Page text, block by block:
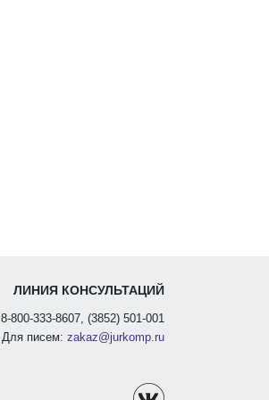
ЛИНИЯ КОНСУЛЬТАЦИЙ
8-800-333-8607, (3852) 501-001
Для писем: zakaz@jurkomp.ru